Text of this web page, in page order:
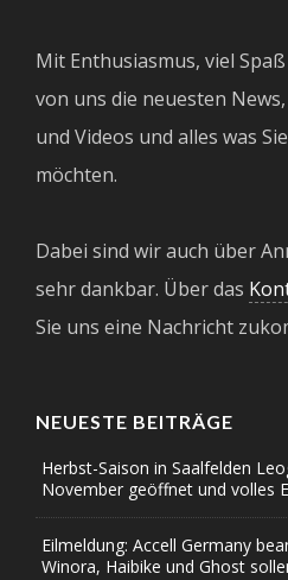
Mit Enthusiasmus, viel
von uns die neuesten
und Videos und alles was
möchten.
Dabei sind wir auch über
sehr dankbar. Über das
Sie uns eine Nachricht
NEUESTE BEITRÄGE
Herbst-Saison in Saalfelden
November geöffnet und volles
Eilmeldung: Accell Germany
Winora, Haibike und Ghost